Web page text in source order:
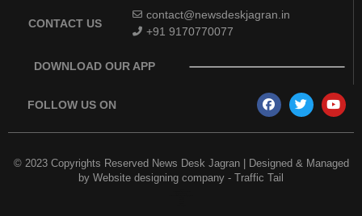
CONTACT US
contact@newsdeskjagran.in
+91 9170770077
DOWNLOAD OUR APP
FOLLOW US ON
© 2023 Copyrights Reserved News Desk Jagran | Designed & Managed
by Website designing company - Traffic Tail